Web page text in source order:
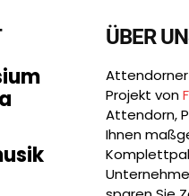
ÜBER
Projekt von
Attendorn,
Ihnen